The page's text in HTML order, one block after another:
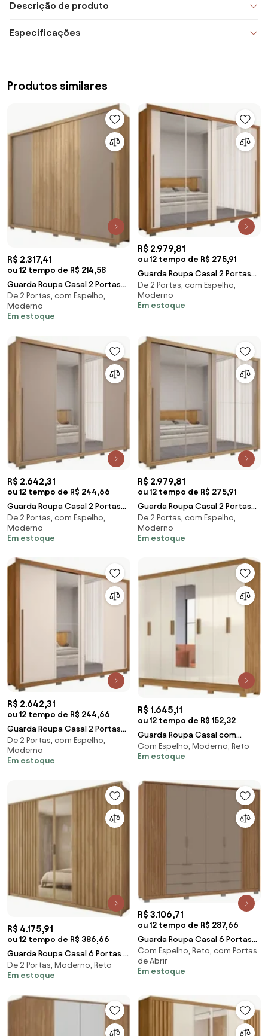
Descrição de produto
Especificações
Produtos similares
R$ 2.317,41
ou 12 tempo de R$ 214,58
Guarda Roupa Casal 2 Portas
de Correr Ripado 245cm
Moviment Buriti/Fen
De 2 Portas, com Espelho,
Moderno
Em estoque
R$ 2.979,81
ou 12 tempo de R$ 275,91
Guarda Roupa Casal 2 Portas
de Correr e 8 Espelhos Praticus
Freijó/Off
De 2 Portas, com Espelho,
Moderno
Em estoque
R$ 2.642,31
ou 12 tempo de R$ 244,66
Guarda Roupa Casal 2 Portas
de Correr com Espelho Praticus
Buriti/Fend
De 2 Portas, com Espelho,
Moderno
Em estoque
R$ 2.979,81
ou 12 tempo de R$ 275,91
Guarda Roupa Casal 2 Portas
de Correr e 8 Espelhos Praticus
Buriti/Fen
De 2 Portas, com Espelho,
Moderno
Em estoque
R$ 2.642,31
ou 12 tempo de R$ 244,66
Guarda Roupa Casal 2 Portas
de Correr com Espelho Praticus
Freijó/Off
De 2 Portas, com Espelho,
Moderno
Em estoque
R$ 1.645,11
ou 12 tempo de R$ 152,32
Guarda Roupa Casal com
Espelho 8 Portas 236cm Ágata
Z17 Freijó/Off Whi
Com Espelho, Moderno, Reto
Em estoque
R$ 4.175,91
ou 12 tempo de R$ 386,66
Guarda Roupa Casal 6 Portas 4
Gavetas Turium C01 Buriti -
Mpozenato
De 2 Portas, Moderno, Reto
Em estoque
R$ 3.106,71
ou 12 tempo de R$ 287,66
Guarda Roupa Casal 6 Portas
Martin C01 Buriti/Fendi -
Mpozenato
Com Espelho, Reto, com Portas
de Abrir
Em estoque